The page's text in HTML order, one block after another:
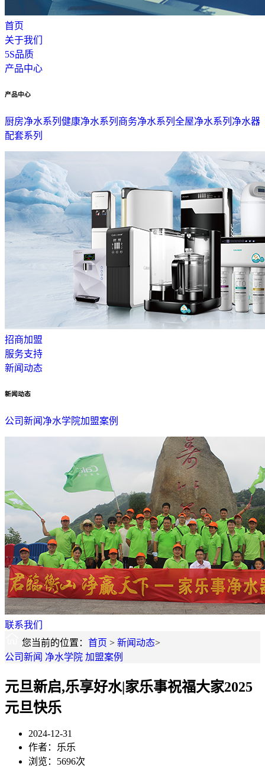
首页
关于我们
5S品质
产品中心
产品中心
厨房净水系列 健康净水系列 商务净水系列 全屋净水系列 净水器
配套系列
招商加盟
服务支持
新闻动态
新闻动态
公司新闻 净水学院加盟案例
联系我们
您当前的位置： 首页 > 新闻动态>
公司新闻 净水学院 加盟案例
元旦新启,乐享好水|家乐事祝福大家2025
元旦快乐
2024-12-31
作者：乐乐
浏览：5696次